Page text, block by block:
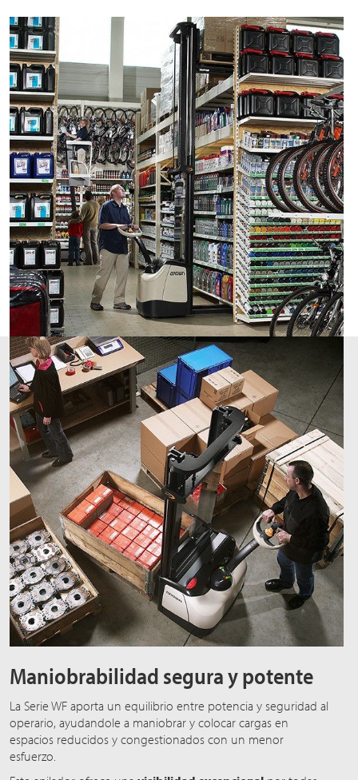
Maniobrabilidad segura y potente
La Serie WF aporta un equilibrio entre potencia y seguridad al
operario, ayudandole a maniobrar y colocar cargas en
espacios reducidos y congestionados con un menor
esfuerzo.